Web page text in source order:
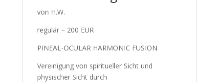
von H.W.
regulär – 200 EUR
PINEAL-OCULAR HARMONIC FUSION
Vereinigung von spiritueller Sicht und
physischer Sicht durch